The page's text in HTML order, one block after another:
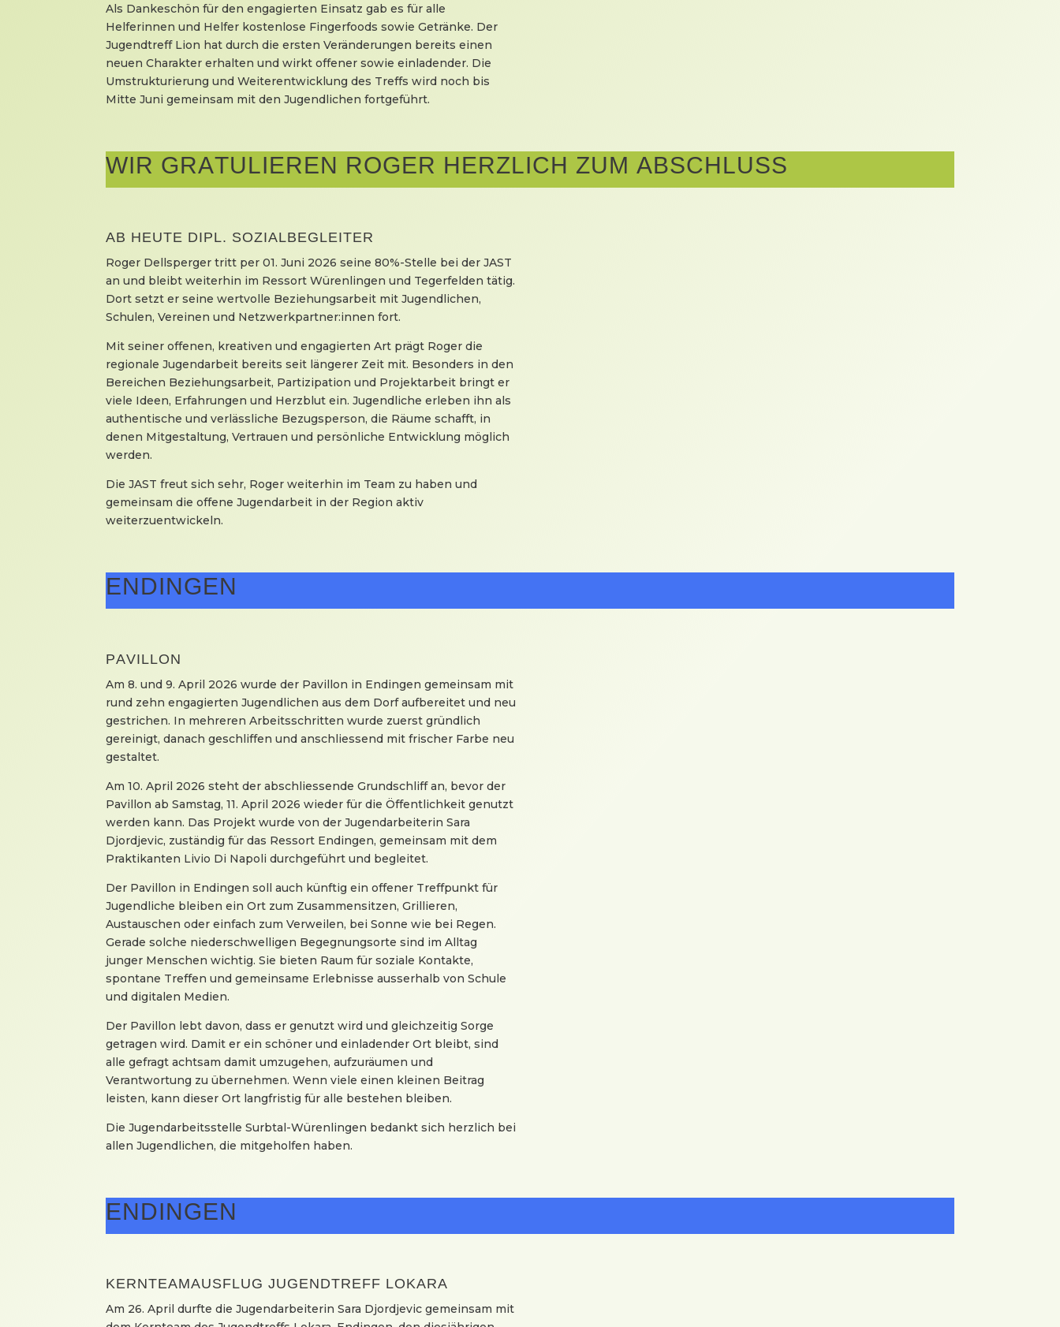
Als Dankeschön für den engagierten Einsatz gab es für alle
Helferinnen und Helfer kostenlose Fingerfoods sowie Getränke. Der
Jugendtreff Lion hat durch die ersten Veränderungen bereits einen
neuen Charakter erhalten und wirkt offener sowie einladender. Die
Umstrukturierung und Weiterentwicklung des Treffs wird noch bis
Mitte Juni gemeinsam mit den Jugendlichen fortgeführt.
WIR GRATULIEREN ROGER HERZLICH ZUM ABSCHLUSS
AB HEUTE DIPL. SOZIALBEGLEITER
Roger Dellsperger tritt per 01. Juni 2026 seine 80%-Stelle bei der JAST
an und bleibt weiterhin im Ressort Würenlingen und Tegerfelden tätig.
Dort setzt er seine wertvolle Beziehungsarbeit mit Jugendlichen,
Schulen, Vereinen und Netzwerkpartner:innen fort.
Mit seiner offenen, kreativen und engagierten Art prägt Roger die
regionale Jugendarbeit bereits seit längerer Zeit mit. Besonders in den
Bereichen Beziehungsarbeit, Partizipation und Projektarbeit bringt er
viele Ideen, Erfahrungen und Herzblut ein. Jugendliche erleben ihn als
authentische und verlässliche Bezugsperson, die Räume schafft, in
denen Mitgestaltung, Vertrauen und persönliche Entwicklung möglich
werden.
Die JAST freut sich sehr, Roger weiterhin im Team zu haben und
gemeinsam die offene Jugendarbeit in der Region aktiv
weiterzuentwickeln.
ENDINGEN
PAVILLON
Am 8. und 9. April 2026 wurde der Pavillon in Endingen gemeinsam mit
rund zehn engagierten Jugendlichen aus dem Dorf aufbereitet und neu
gestrichen. In mehreren Arbeitsschritten wurde zuerst gründlich
gereinigt, danach geschliffen und anschliessend mit frischer Farbe neu
gestaltet.
Am 10. April 2026 steht der abschliessende Grundschliff an, bevor der
Pavillon ab Samstag, 11. April 2026 wieder für die Öffentlichkeit genutzt
werden kann. Das Projekt wurde von der Jugendarbeiterin Sara
Djordjevic, zuständig für das Ressort Endingen, gemeinsam mit dem
Praktikanten Livio Di Napoli durchgeführt und begleitet.
Der Pavillon in Endingen soll auch künftig ein offener Treffpunkt für
Jugendliche bleiben ein Ort zum Zusammensitzen, Grillieren,
Austauschen oder einfach zum Verweilen, bei Sonne wie bei Regen.
Gerade solche niederschwelligen Begegnungsorte sind im Alltag
junger Menschen wichtig. Sie bieten Raum für soziale Kontakte,
spontane Treffen und gemeinsame Erlebnisse ausserhalb von Schule
und digitalen Medien.
Der Pavillon lebt davon, dass er genutzt wird und gleichzeitig Sorge
getragen wird. Damit er ein schöner und einladender Ort bleibt, sind
alle gefragt achtsam damit umzugehen, aufzuräumen und
Verantwortung zu übernehmen. Wenn viele einen kleinen Beitrag
leisten, kann dieser Ort langfristig für alle bestehen bleiben.
Die Jugendarbeitsstelle Surbtal-Würenlingen bedankt sich herzlich bei
allen Jugendlichen, die mitgeholfen haben.
ENDINGEN
KERNTEAMAUSFLUG JUGENDTREFF LOKARA
Am 26. April durfte die Jugendarbeiterin Sara Djordjevic gemeinsam mit